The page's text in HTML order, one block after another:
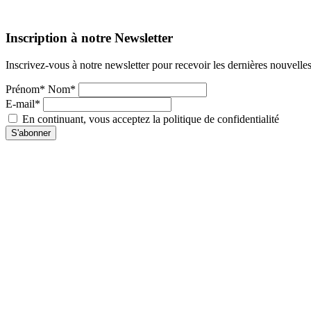
Inscription à notre Newsletter
Inscrivez-vous à notre newsletter pour recevoir les dernières nouvelles
Prénom* Nom*
E-mail*
En continuant, vous acceptez la politique de confidentialité